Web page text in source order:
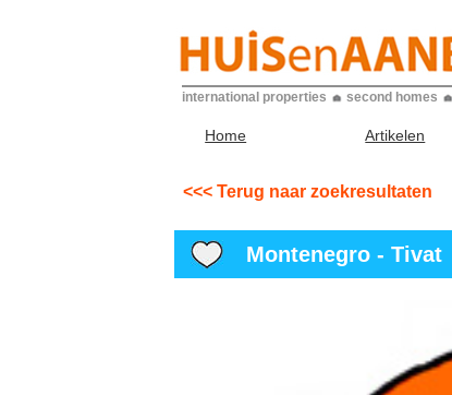
international properties second homes
Home Artikelen
<<< Terug naar zoekresultaten
Montenegro - Tivat